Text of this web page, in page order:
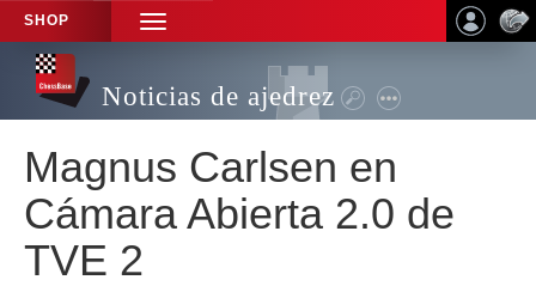
SHOP
TOGGLE
NAVIGATION
Noticias de ajedrez
Magnus Carlsen en
Cámara Abierta 2.0 de
TVE 2